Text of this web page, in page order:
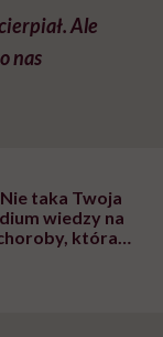
Ale
nas
taka Twoja
wiedzy na
która